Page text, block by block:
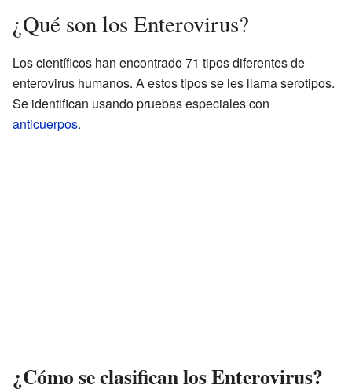
¿Qué son los Enterovirus?
Los científicos han encontrado 71 tipos diferentes de
enterovirus humanos. A estos tipos se les llama serotipos.
Se identifican usando pruebas especiales con
anticuerpos.
¿Cómo se clasifican los Enterovirus?